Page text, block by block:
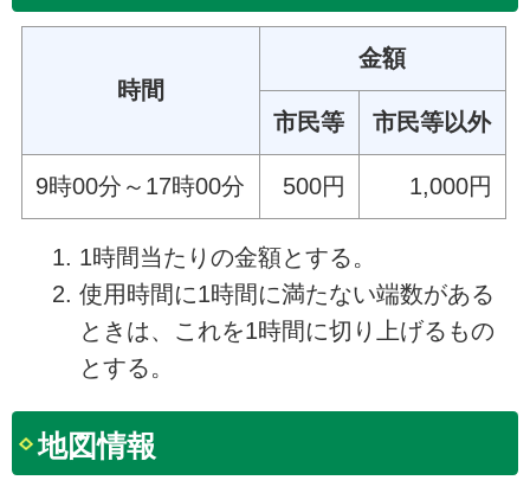
時間
金額
市民等 市民等以外
9時00分～17時00分 500円 1,000円
1時間当たりの金額とする。
使用時間に1時間に満たない端数がある
ときは、これを1時間に切り上げるもの
とする。
地図情報